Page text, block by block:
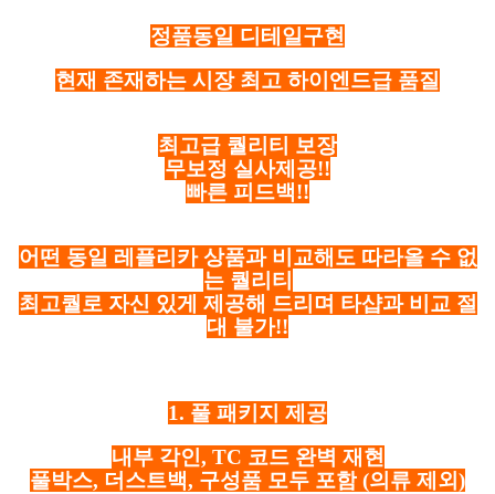
정품동일 디테일구현
현재 존재하는 시장 최고 하이엔드급 품질
최고급 퀄리티 보장
무보정 실사제공!!
빠른 피드백!!
어떤 동일 레플리카 상품과 비교해도 따라올 수 없
는 퀄리티
최고퀄로 자신 있게 제공해 드리며 타샵과 비교 절
대 불가!!
1. 풀 패키지 제공
내부 각인, TC 코드 완벽 재현
풀박스, 더스트백, 구성품 모두 포함 (의류 제외)